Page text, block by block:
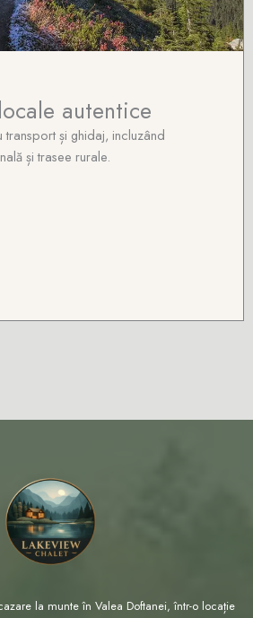
autentice
și ghidaj, incluzând
și trasee rurale.
la munte în Valea Doftanei, într-o locație